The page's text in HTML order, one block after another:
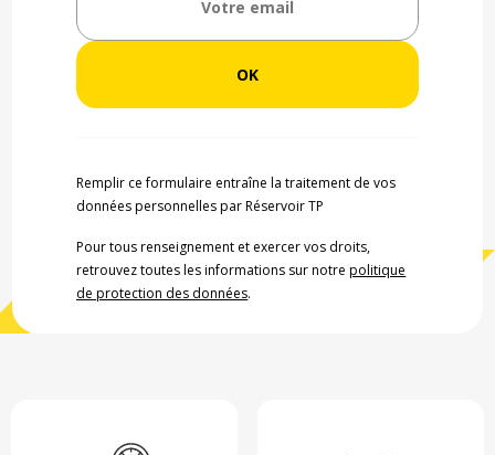
Remplir ce formulaire entraîne la traitement de vos
données personnelles par Réservoir TP
Pour tous renseignement et exercer vos droits,
retrouvez toutes les informations sur notrepolitique
de protection des données.